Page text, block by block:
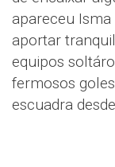
apareceu
aportar
equipos
fermosos
escuadra